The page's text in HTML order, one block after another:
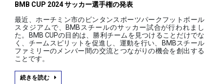
BMB CUP 2024 サッカー選手権の発表
最近、ホーチミン市のビンタンスポーツパークフットボール
スタジアムで、BMBスチールのサッカー試合が行われまし
た。BMB CUPの目的は、勝利チームを見つけることだけでな
く、チームスピリットを促進し、運動を行い、BMBスチール
ファミリーのメンバー間の交流とつながりの機会を創出する
ことです。
続きを読む